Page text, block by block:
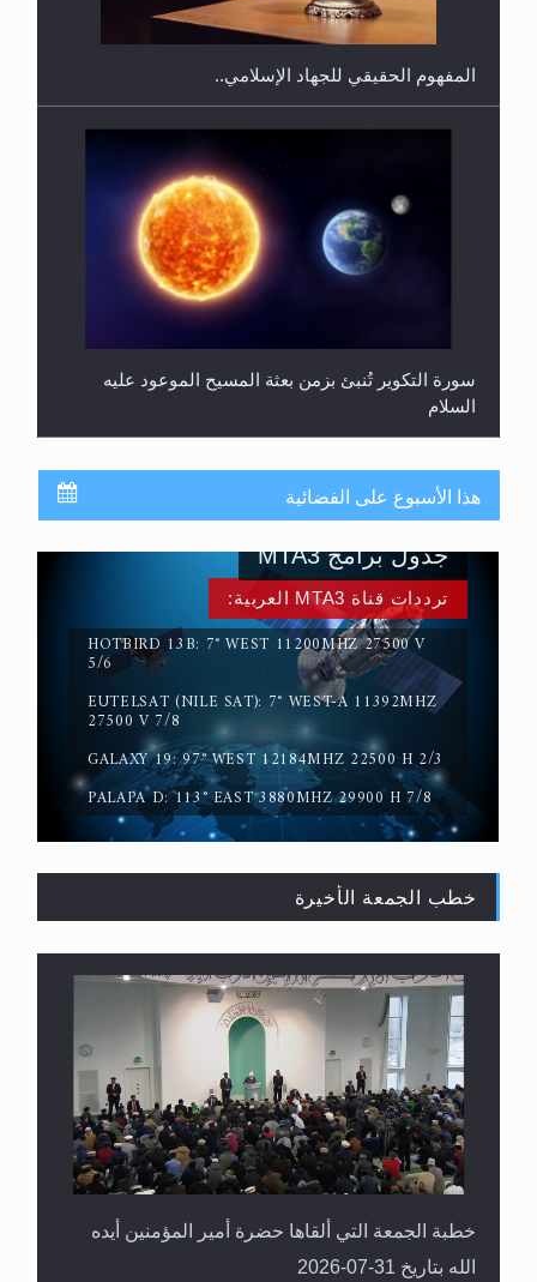
المفهوم الحقيقي للجهاد الإسلامي..
سورة التكوير تُنبئ بزمن بعثة المسيح الموعود عليه
السلام
حقيقة المسيح الدجال
القرآن قاضٍ وحكمٌ على السنة ومهيمنٌ عليها.. ليس
العكس
هذا الأسبوع على الفضائية
ترددات قناة MTA3 العربية:
HOTBIRD 13B: 7° WEST 11200MHZ 27500 V
5/6
EUTELSAT (NILE SAT): 7° WEST-A 11392MHZ
27500 V 7/8
GALAXY 19: 97° WEST 12184MHZ 22500 H 2/3
PALAPA D: 113° EAST 3880MHZ 29900 H 7/8
جدول برامج MTA3
خطب الجمعة الأخيرة
خطبة الجمعة التي ألقاها حضرة أمير المؤمنين أيده
الله بتاريخ 31-07-2026